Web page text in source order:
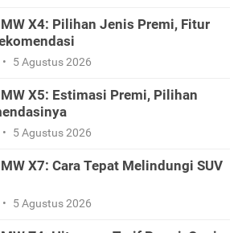
X4: Pilihan Jenis Premi, Fitur
• 5 Agustus 2026
X5: Estimasi Premi, Pilihan
• 5 Agustus 2026
X7: Cara Tepat Melindungi SUV
• 5 Agustus 2026